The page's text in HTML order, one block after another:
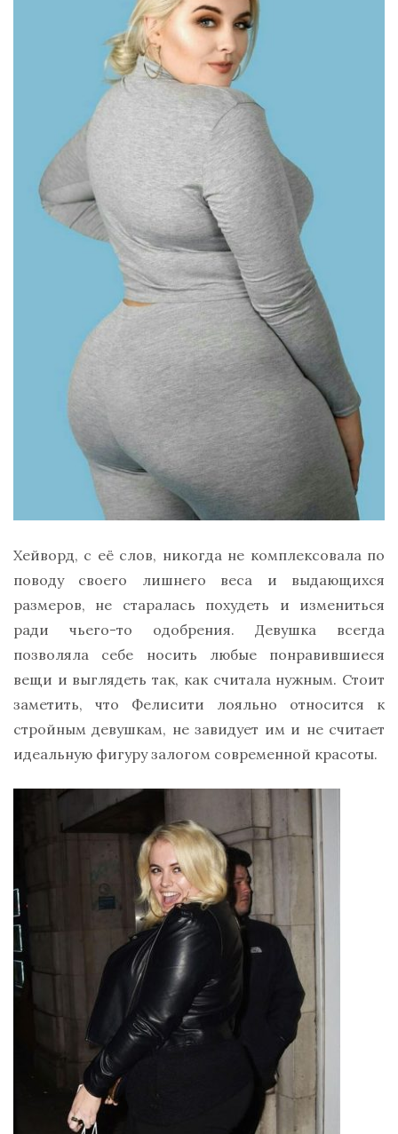
Хейворд, с её слов, никогда не комплексовала по
поводу своего лишнего веса и выдающихся
размеров, не старалась похудеть и измениться
ради чьего-то одобрения. Девушка всегда
позволяла себе носить любые понравившиеся
вещи и выглядеть так, как считала нужным. Стоит
заметить, что Фелисити лояльно относится к
стройным девушкам, не завидует им и не считает
идеальную фигуру залогом современной красоты.